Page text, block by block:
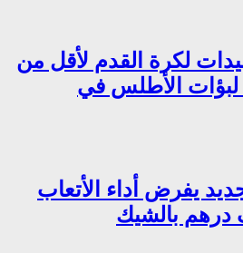
لكرة القدم لأقل من
لبؤات الأطلس في
يفرض أداء الأتعاب